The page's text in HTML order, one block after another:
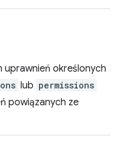
uprawnień określonych
lub permissions
powiązanych ze